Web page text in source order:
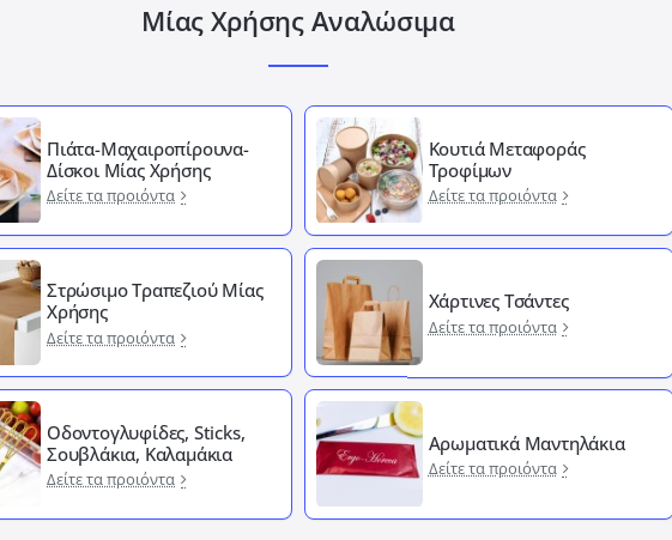
Μίας Χρήσης Αναλώσιμα
Πιάτα-Μαχαιροπίρουνα-
Δίσκοι Μίας Χρήσης
Δείτε τα προιόντα
Κουτιά Μεταφοράς
Τροφίμων
Δείτε τα προιόντα
Στρώσιμο Τραπεζιού Μίας
Χρήσης
Δείτε τα προιόντα
Χάρτινες Τσάντες
Δείτε τα προιόντα
Οδοντογλυφίδες, Sticks,
Σουβλάκια, Καλαμάκια
Δείτε τα προιόντα
Αρωματικά Μαντηλάκια
Δείτε τα προιόντα